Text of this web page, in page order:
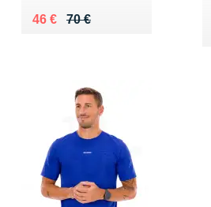
70 €
Au lieu de 70 €
46 €
Vendu 46 €